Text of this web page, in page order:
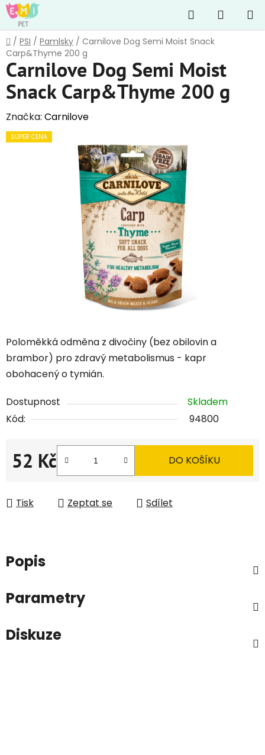
Přejít
na
obsah
Hledat
KOŠÍK
Domů
/ PSI / Pamlsky / Carnilove Dog Semi Moist Snack
Carp&Thyme 200 g
Poloměkká odměna z divočiny (bez obilovin a
brambor) pro zdravý metabolismus - kapr
obohacený o tymián.
Dostupnost
Skladem
Kód:
94800
52 Kč
Měrná cena:
DO KOŠÍKU
Tisk Zeptat se Sdílet
Carnilove Dog Semi Moist
Snack Carp&Thyme 200 g
Značka: Carnilove
SUPER CENA
Popis
Parametry
Diskuze